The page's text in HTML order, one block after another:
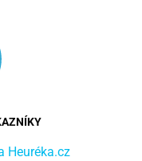
Heuréka.cz